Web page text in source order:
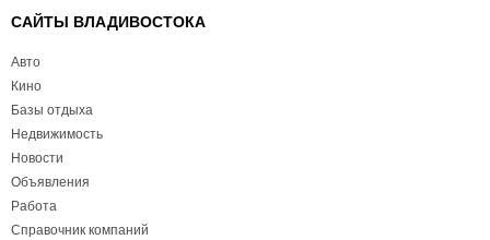
САЙТЫ ВЛАДИВОСТОКА
Авто
Кино
Базы отдыха
Недвижимость
Новости
Объявления
Работа
Справочник компаний